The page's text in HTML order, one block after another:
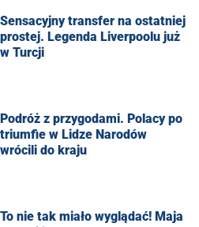
Sensacyjny transfer na ostatniej
prostej. Legenda Liverpoolu już
w Turcji
Podróż z przygodami. Polacy po
triumfie w Lidze Narodów
wrócili do kraju
To nie tak miało wyglądać! Maja